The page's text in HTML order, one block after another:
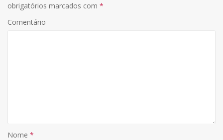
obrigatórios marcados com *
Comentário
Nome *